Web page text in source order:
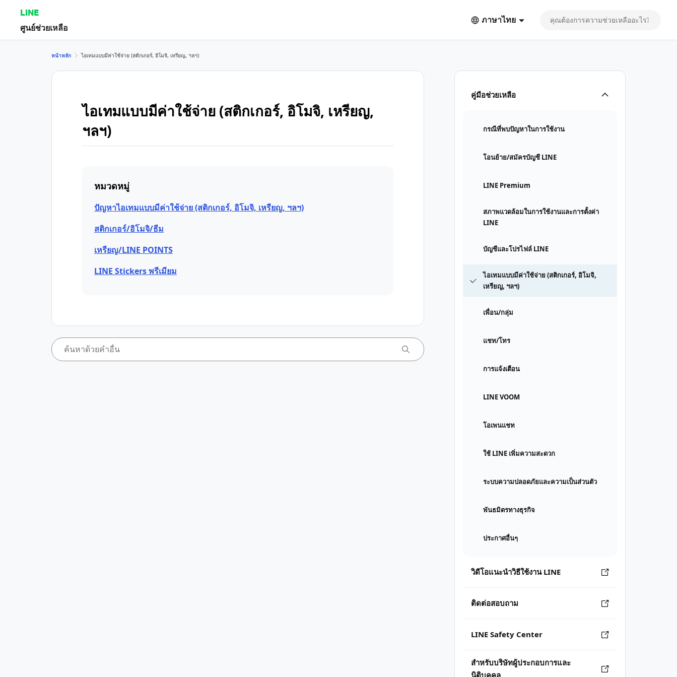
LINE
ศูนย์ช่วยเหลือ
ภาษาไทย
คู่มือช่วยเหลือ
กรณีที่พบปัญหาในการใช้งาน
โอนย้าย/สมัครบัญชี LINE
LINE Premium
สภาพแวดล้อมในการใช้งานและการตั้งค่า
LINE
บัญชีและโปรไฟล์ LINE
ไอเทมแบบมีค่าใช้จ่าย (สติกเกอร์, อิโมจิ,
เหรียญ, ฯลฯ)
เพื่อน/กลุ่ม
แชท/โทร
การแจ้งเตือน
LINE VOOM
โอเพนแชท
ใช้ LINE เพิ่มความสะดวก
ระบบความปลอดภัยและความเป็นส่วนตัว
พันธมิตรทางธุรกิจ
ประกาศอื่นๆ
วิดีโอแนะนำวิธีใช้งาน LINE
ติดต่อสอบถาม
LINE Safety Center
สำหรับบริษัทผู้ประกอบการและ
นิติบุคคล
หน้าหลัก ไอเทมแบบมีค่าใช้จ่าย (สติกเกอร์, อิโมจิ, เหรียญ, ฯลฯ)
ไอเทมแบบมีค่าใช้จ่าย (สติกเกอร์, อิโมจิ, เหรียญ,
ฯลฯ)
หมวดหมู่
ปัญหาไอเทมแบบมีค่าใช้จ่าย (สติกเกอร์, อิโมจิ, เหรียญ, ฯลฯ)
สติกเกอร์/อิโมจิ/ธีม
เหรียญ/LINE POINTS
LINE Stickers พรีเมียม